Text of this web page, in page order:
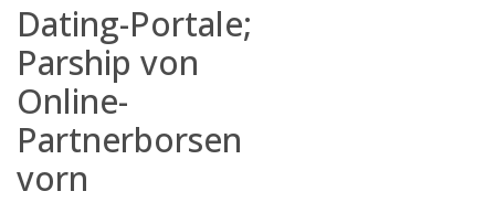
Dating-Portale;
Parship von
Online-
Partnerborsen
vorn